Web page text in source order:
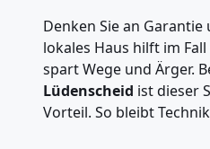
Denken Sie an Garantie
lokales Haus hilft im
spart Wege und Ärger.
Lüdenscheid ist dieser
Vorteil. So bleibt